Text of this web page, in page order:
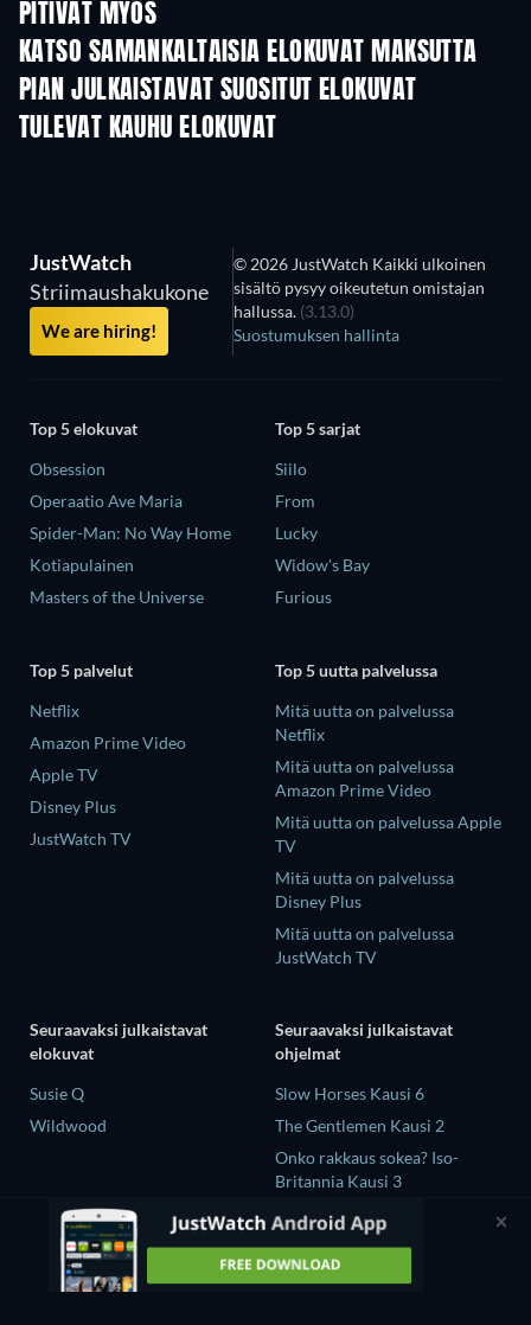
PITIVÄT MYÖS
KATSO SAMANKALTAISIA ELOKUVAT MAKSUTTA
PIAN JULKAISTAVAT SUOSITUT ELOKUVAT
TULEVAT KAUHU ELOKUVAT
JustWatch
Striimaushakukone
We are hiring!
© 2026 JustWatch Kaikki ulkoinen
sisältö pysyy oikeutetun omistajan
hallussa. (3.13.0)
Suostumuksen hallinta
Top 5 elokuvat
Obsession
Operaatio Ave Maria
Spider-Man: No Way Home
Kotiapulainen
Masters of the Universe
Top 5 sarjat
Siilo
From
Lucky
Widow's Bay
Furious
Top 5 palvelut
Netflix
Amazon Prime Video
Apple TV
Disney Plus
JustWatch TV
Top 5 uutta palvelussa
Mitä uutta on palvelussa
Netflix
Mitä uutta on palvelussa
Amazon Prime Video
Mitä uutta on palvelussa Apple
TV
Mitä uutta on palvelussa
Disney Plus
Mitä uutta on palvelussa
JustWatch TV
Seuraavaksi julkaistavat
elokuvat
Susie Q
Wildwood
Seuraavaksi julkaistavat
ohjelmat
Slow Horses Kausi 6
The Gentlemen Kausi 2
Onko rakkaus sokea? Iso-
Britannia Kausi 3
Mourinho Kausi 1
GTO (2026) Kausi 1